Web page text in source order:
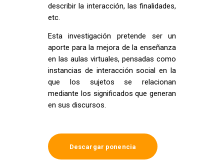
describir la interacción, las finalidades,
etc.
Esta investigación pretende ser un
aporte para la mejora de la enseñanza
en las aulas virtuales, pensadas como
instancias de interacción social en la
que los sujetos se relacionan
mediante los significados que generan
en sus discursos.
Descargar ponencia